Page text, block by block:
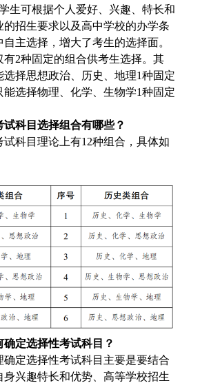
生可根据个人爱好、兴趣、特长和
的招生要求以及高中学校的办学条
主选择，增大了考生的选择面。
有2种固定的组合供考生选择。其
择思想政治、历史、地理1种固定
选择物理、化学、生物学1种固定
试科目选择组合有哪些？
试科目理论上有12种组合，具体如
确定选择性考试科目？
确定选择性考试科目主要是要结合
身兴趣特长和优势、高等学校招生